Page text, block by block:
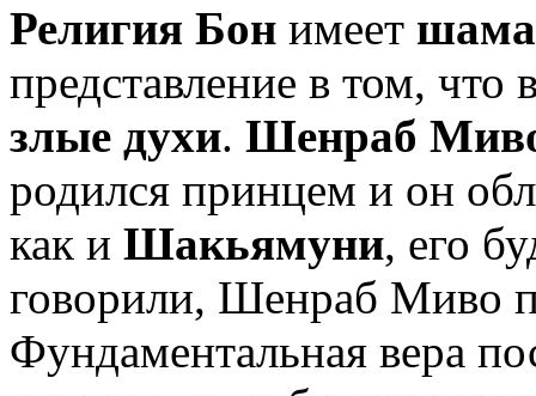
Религия Бон имеет
представление в том, что
злые духи. Шенраб
родился принцем и он
как и Шакьямуни, его
говорили, Шенраб Миво
Фундаментальная вера